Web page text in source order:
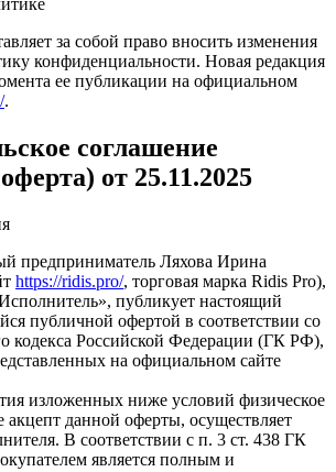
за собой право вносить изменения
конфиденциальности. Новая редакция
ее публикации на официальном
.
соглашение
от 25.11.2025
предприниматель Ляхова Ирина
https://ridis.pro/, торговая марка Ridis Pro),
публикует настоящий
публичной офертой в соответствии со
кодекса Российской Федерации (ГК РФ),
на официальном сайте
изложенных ниже условий физическое
акцепт данной оферты, осуществляет
В соответствии с п. 3 ст. 438 ГК
является полным и